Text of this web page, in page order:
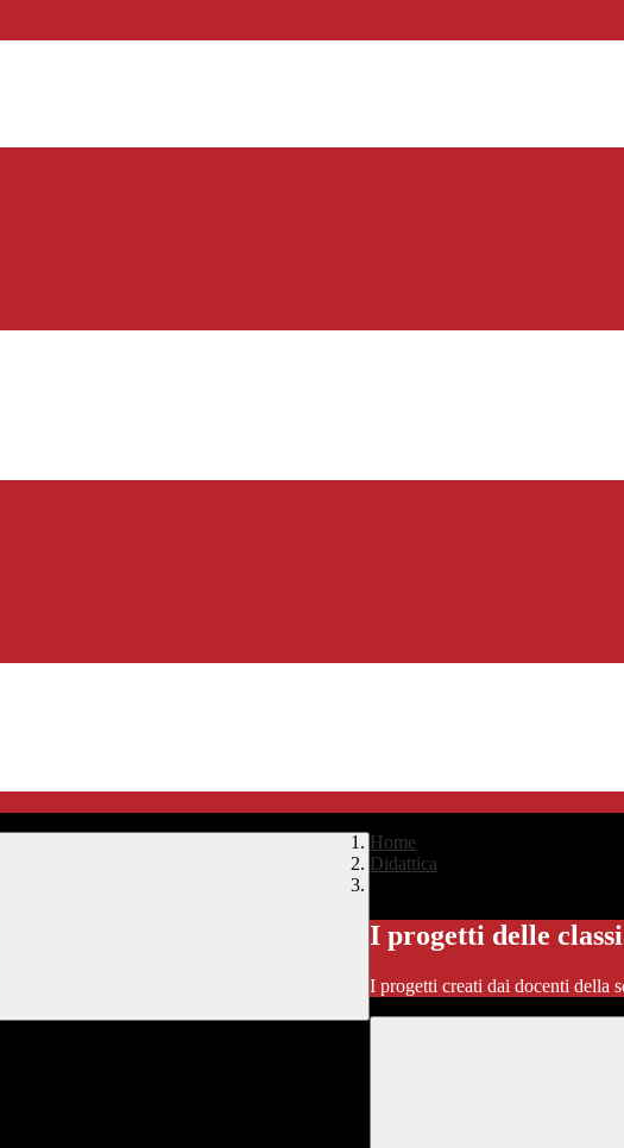
Home
Didattica
I progetti delle classi
I progetti creati dai docenti della